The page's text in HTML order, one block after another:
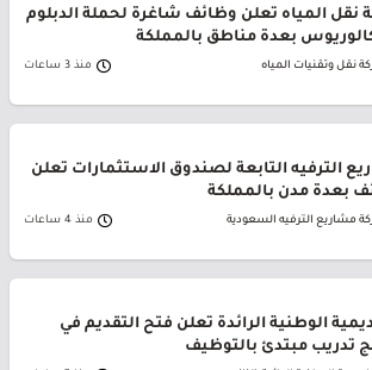
نقل المياه تعلن وظائف شاغرة لحملة الدبلوم
بعدة مناطق بالمملكة
نقل وتقنيات المياه منذ 3 ساعات
الترفيه التابعة لصندوق الاستثمارات تعلن
بعدة مدن بالمملكة
مشاريع الترفيه السعودية منذ 4 ساعات
الوطنية الرائدة تعلن فتح التقديم في
تدريب مبتدئ بالتوظيف